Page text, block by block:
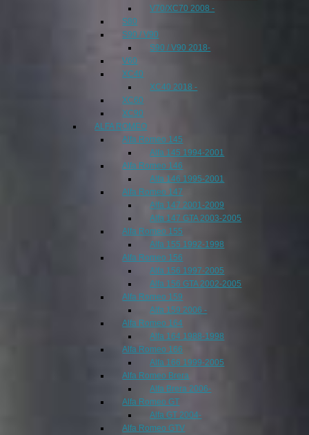
V70/XC70 2008 -
S80
S90 / V90
S90 / V90 2018-
V60
XC40
XC40 2018 -
XC60
XC90
ALFA ROMEO
Alfa Romeo 145
Alfa 145 1994-2001
Alfa Romeo 146
Alfa 146 1995-2001
Alfa Romeo 147
Alfa 147 2001-2009
Alfa 147 GTA 2003-2005
Alfa Romeo 155
Alfa 155 1992-1998
Alfa Romeo 156
Alfa 156 1997-2005
Alfa 156 GTA 2002-2005
Alfa Romeo 159
Alfa 159 2006 -
Alfa Romeo 164
Alfa 164 1988-1998
Alfa Romeo 166
Alfa 166 1999-2005
Alfa Romeo Brera
Alfa Brera 2006-
Alfa Romeo GT
Alfa GT 2004-
Alfa Romeo GTV